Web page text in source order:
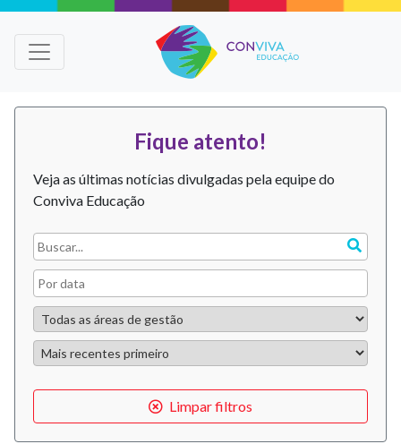
Fique atento!
Veja as últimas notícias divulgadas pela equipe do
Conviva Educação
Limpar filtros